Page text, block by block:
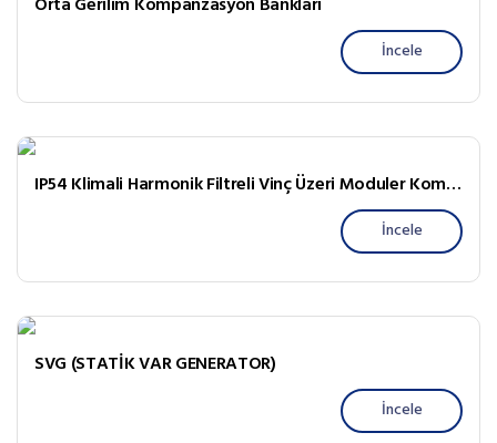
İncele
IP54 Klimali Harmonik Filtreli Vinç Üzeri Moduler Kompanzasyon Pano
İncele
SVG (STATİK VAR GENERATOR)
İncele